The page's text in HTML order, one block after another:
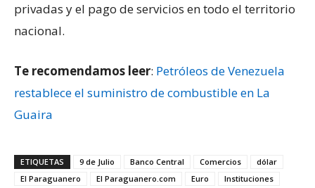
privadas y el pago de servicios en todo el territorio
nacional.
Te recomendamos leer: Petróleos de Venezuela
restablece el suministro de combustible en La
Guaira
ETIQUETAS 9 de Julio Banco Central Comercios
dólar
El Paraguanero
El Paraguanero.com Euro
Instituciones